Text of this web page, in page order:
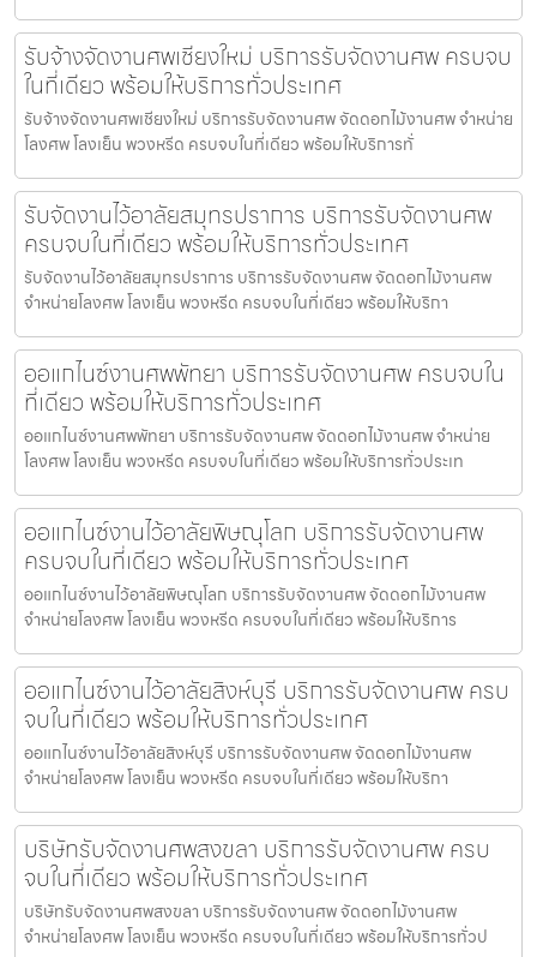
รับจ้างจัดงานศพเชียงใหม่ บริการรับจัดงานศพ ครบจบ
ในที่เดียว พร้อมให้บริการทั่วประเทศ
รับจ้างจัดงานศพเชียงใหม่ บริการรับจัดงานศพ จัดดอกไม้งานศพ จำหน่าย
โลงศพ โลงเย็น พวงหรีด ครบจบในที่เดียว พร้อมให้บริการทั่
รับจัดงานไว้อาลัยสมุทรปราการ บริการรับจัดงานศพ
ครบจบในที่เดียว พร้อมให้บริการทั่วประเทศ
รับจัดงานไว้อาลัยสมุทรปราการ บริการรับจัดงานศพ จัดดอกไม้งานศพ
จำหน่ายโลงศพ โลงเย็น พวงหรีด ครบจบในที่เดียว พร้อมให้บริกา
ออแกไนซ์งานศพพัทยา บริการรับจัดงานศพ ครบจบใน
ที่เดียว พร้อมให้บริการทั่วประเทศ
ออแกไนซ์งานศพพัทยา บริการรับจัดงานศพ จัดดอกไม้งานศพ จำหน่าย
โลงศพ โลงเย็น พวงหรีด ครบจบในที่เดียว พร้อมให้บริการทั่วประเท
ออแกไนซ์งานไว้อาลัยพิษณุโลก บริการรับจัดงานศพ
ครบจบในที่เดียว พร้อมให้บริการทั่วประเทศ
ออแกไนซ์งานไว้อาลัยพิษณุโลก บริการรับจัดงานศพ จัดดอกไม้งานศพ
จำหน่ายโลงศพ โลงเย็น พวงหรีด ครบจบในที่เดียว พร้อมให้บริการ
ออแกไนซ์งานไว้อาลัยสิงห์บุรี บริการรับจัดงานศพ ครบ
จบในที่เดียว พร้อมให้บริการทั่วประเทศ
ออแกไนซ์งานไว้อาลัยสิงห์บุรี บริการรับจัดงานศพ จัดดอกไม้งานศพ
จำหน่ายโลงศพ โลงเย็น พวงหรีด ครบจบในที่เดียว พร้อมให้บริกา
บริษัทรับจัดงานศพสงขลา บริการรับจัดงานศพ ครบ
จบในที่เดียว พร้อมให้บริการทั่วประเทศ
บริษัทรับจัดงานศพสงขลา บริการรับจัดงานศพ จัดดอกไม้งานศพ
จำหน่ายโลงศพ โลงเย็น พวงหรีด ครบจบในที่เดียว พร้อมให้บริการทั่วป